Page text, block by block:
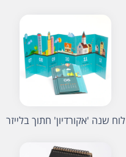
לוח שנה 'אקורדיון' חתוך בלייזר